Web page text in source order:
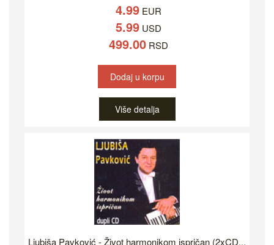
4.99 EUR
5.99 USD
499.00 RSD
Dodaj u korpu
Više detalja
Ljubiša Pavković - Život harmonikom ispričan (2xCD...